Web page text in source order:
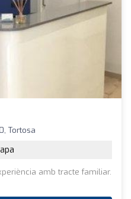
Tortosa
amb tracte familiar.